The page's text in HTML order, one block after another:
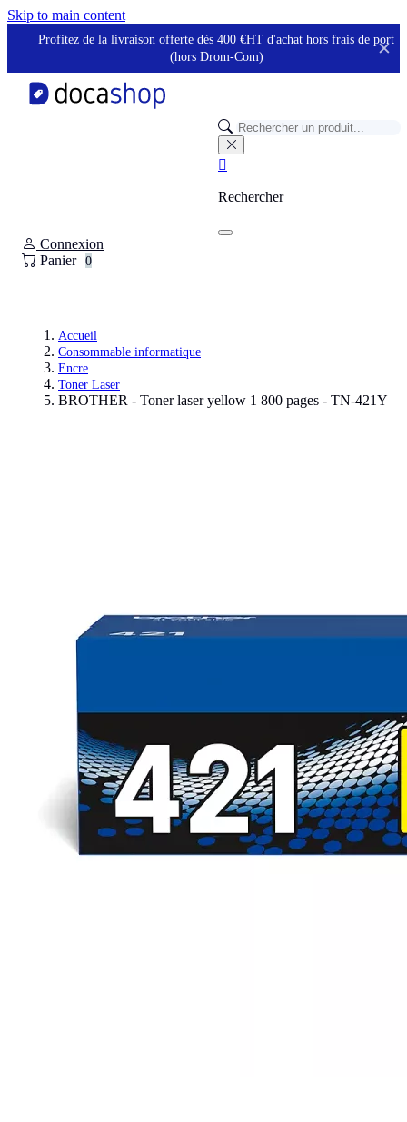
Skip to main content
Profitez de la livraison offerte dès 400 €HT d'achat hors frais de port
(hors Drom-Com)
✕

Rechercher
Connexion
Panier
0
Accueil
Consommable informatique
Encre
Toner Laser
BROTHER - Toner laser yellow 1 800 pages - TN-421Y
Panneau de gestion des cookies